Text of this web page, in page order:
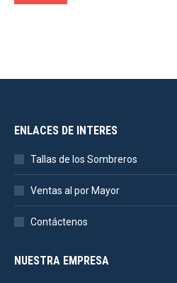
ENLACES DE INTERES
Tallas de los Sombreros
Ventas al por Mayor
Contáctenos
NUESTRA EMPRESA